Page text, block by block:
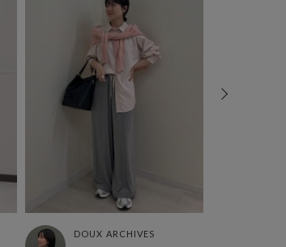
DOUX ARCHIVES